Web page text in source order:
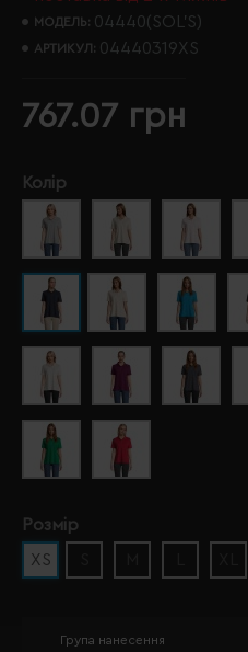
МОДЕЛЬ: 04440(SOL’S)
АРТИКУЛ: 04440319XS
767.07 грн
Колір
Розмір
XS
Група нанесення